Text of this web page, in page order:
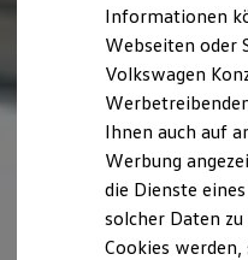
Lifestyle Shop
T-Roc
Golf
ID. Kollektion
R-Kollektion
GTI
Fußball
we drive football
#wedriveproud
Besitzer und Service
Informationen
Webseiten oder
Volkswagen
Ihnen auch auf
Werbung
die Dienste
solcher Daten
Cookies